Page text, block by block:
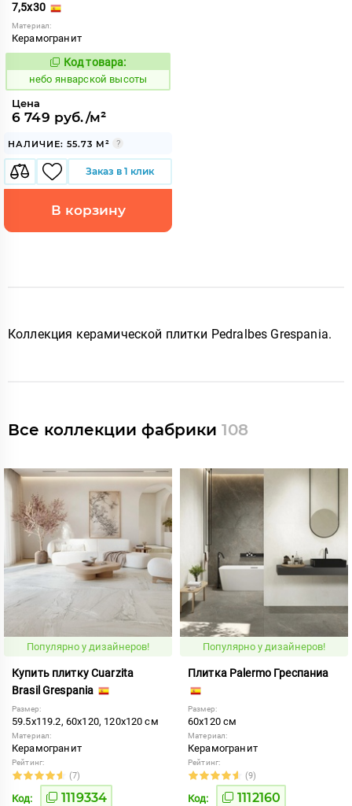
7,5x30
Материал:
Керамогранит
Код:
1124632
Код товара:
небо январской высоты
Цена
6 749 руб./м²
НАЛИЧИЕ: 55.73 М²
Заказ в 1 клик
В корзину
Коллекция керамической плитки Pedralbes Grespania.
Все коллекции фабрики 108
Популярно у дизайнеров!
Купить плитку Cuarzita
Brasil Grespania
Размер:
59.5x119.2, 60x120, 120x120 см
Материал:
Керамогранит
Рейтинг:
(7)
Код: 1119334
Популярно у дизайнеров!
Плитка Palermo Греспаниа
Размер:
60x120 см
Материал:
Керамогранит
Рейтинг:
(9)
Код: 1112160